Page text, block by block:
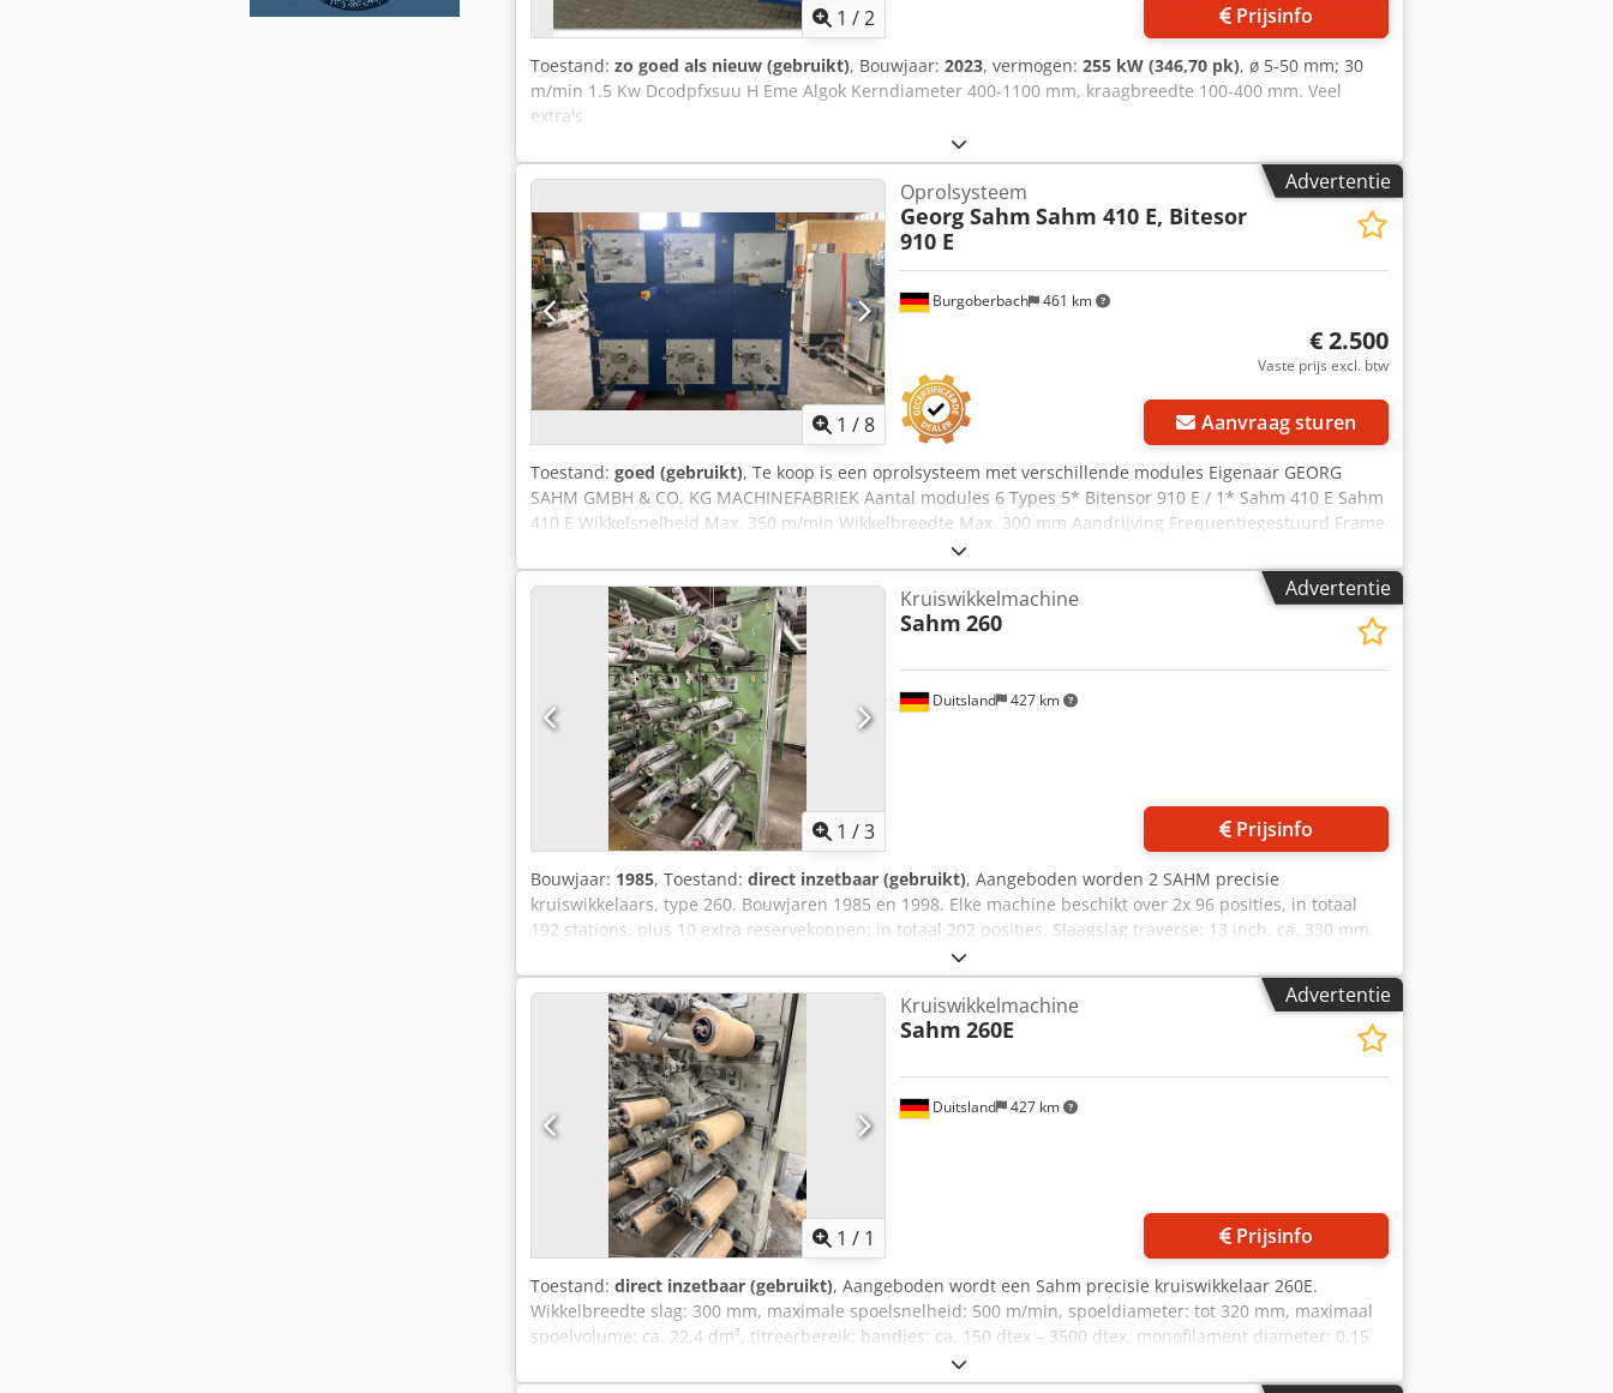
1 /2 Prijsinfo
Toestand: zo goed als nieuw (gebruikt), Bouwjaar: 2023, vermogen: 255 kW (346,70 pk), ø 5-50 mm; 30
m/min 1.5 Kw Dcodpfxsuu H Eme Algok Kerndiameter 400-1100 mm, kraagbreedte 100-400 mm. Veel
extra's
Advertentie
1 /8
Burgoberbach 461 km
Oprolsysteem
Georg Sahm Sahm 410 E, Bitesor
910 E
€ 2.500
Vaste prijs excl. btw
Aanvraag sturen
Toestand: goed (gebruikt), Te koop is een oprolsysteem met verschillende modules Eigenaar GEORG
SAHM GMBH & CO. KG MACHINEFABRIEK Aantal modules 6 Types 5* Bitensor 910 E / 1* Sahm 410 E Sahm
410 E Wikkelsnelheid Max. 350 m/min Wikkelbreedte Max. 300 mm Aandrijving Frequentiegestuurd Frame
3-etage Diameter spoel Max. 355 mm Draadspanning 100 tot 1250 cN Legsysteem Elektronisch Bitensor
910 E Productiejaar 2015 Afwikkelsnelheid 70 tot 200 m/min Dwarslengte van afgerolde pakjes Max. 300
mm Frequentiegeregelde aandrijving Frame 3-etage = 9 afwikkeleenheden Garen spanning 50 tot 400 cN
Gewicht van afgerolde bundels Max. 12 kg Buisbinnendiameter van afgerolde bundels 75 tot 94 mm
Pakketdiameter van afgerolde bundels Max. 320 mm Prijzen plus btw S2qax Bezichtiging mogelijk op
afspraak. Neem contact met ons op, ons team helpt je graag verder. Inruil of ruil mogelijk! In- en verkoop
van machines AANKOOP / VERKOOP VAN PRODUCTIE- & METAALBEWERKINGSMACHINES ETC. Heb je een
hoogwaardige maar goedkope metaalbewerkingsmachine nodig voor je productie? Of wilt u de uwe
verkopen? Djdpfx Aslz Snnjlgjck Voor meer informatie of contactmogelijkheden kunt u terecht op onze
Advertentie
1 /3
Duitsland 427 km
Kruiswikkelmachine
Sahm 260
Prijsinfo
Bouwjaar: 1985, Toestand: direct inzetbaar (gebruikt), Aangeboden worden 2 SAHM precisie
kruiswikkelaars, type 260. Bouwjaren 1985 en 1998. Elke machine beschikt over 2x 96 posities, in totaal
192 stations, plus 10 extra reservekoppen; in totaal 202 posities. Slaagslag traverse: 13 inch, ca. 330 mm.
Spandoorn diameter voor kokers: 3 1/4 inch, ca. 82,5 mm. Bezichtiging mogelijk na overleg. De machines
bevinden zich niet in Europa. Dodpfx Aeyk Hclelgeck
Advertentie
1 / 1
Duitsland 427 km
Kruiswikkelmachine
Sahm 260E
Prijsinfo
Toestand: direct inzetbaar (gebruikt), Aangeboden wordt een Sahm precisie kruiswikkelaar 260E.
Wikkelbreedte slag: 300 mm, maximale spoelsnelheid: 500 m/min, spoeldiameter: tot 320 mm, maximaal
spoelvolume: ca. 22,4 dm³, titreerbereik: bandjes: ca. 150 dtex – 3500 dtex, monofilament diameter: 0,15
mm – 0,60 mm. Bezichtiging mogelijk na afspraak. Djdpfx Alsyk Hcfogjck